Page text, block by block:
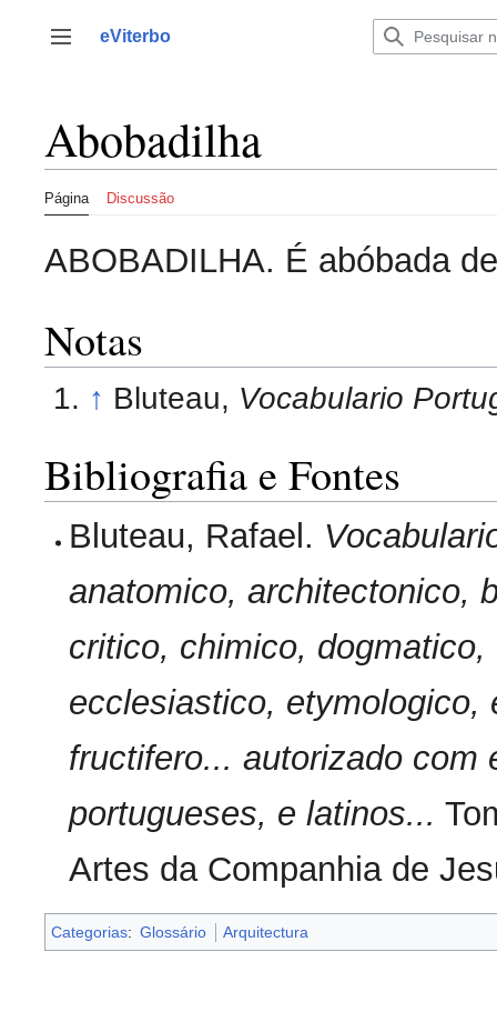
para
Alternar barra lateral
eViterbo
Abobadilha
Página Discussão
ABOBADILHA. É abóbada
Notas
↑ Bluteau, Vocabulario
Bibliografia e Fontes
Bluteau, Rafael.
anatomico, architectonico,
critico, chimico,
ecclesiastico, etymologico,
fructifero... autorizado com
portugueses, e latinos...
Artes da Companhia de
Categorias: Glossário Arquitectura